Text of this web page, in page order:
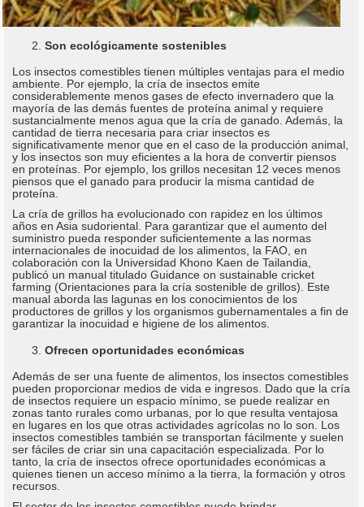
Son ecológicamente sostenibles
Los insectos comestibles tienen múltiples ventajas para el medio
ambiente. Por ejemplo, la cría de insectos emite
considerablemente menos gases de efecto invernadero que la
mayoría de las demás fuentes de proteína animal y requiere
sustancialmente menos agua que la cría de ganado. Además, la
cantidad de tierra necesaria para criar insectos es
significativamente menor que en el caso de la producción animal,
y los insectos son muy eficientes a la hora de convertir piensos
en proteínas. Por ejemplo, los grillos necesitan 12 veces menos
piensos que el ganado para producir la misma cantidad de
proteína.
La cría de grillos ha evolucionado con rapidez en los últimos
años en Asia sudoriental. Para garantizar que el aumento del
suministro pueda responder suficientemente a las normas
internacionales de inocuidad de los alimentos, la FAO, en
colaboración con la Universidad Khono Kaen de Tailandia,
publicó un manual titulado Guidance on sustainable cricket
farming (Orientaciones para la cría sostenible de grillos). Este
manual aborda las lagunas en los conocimientos de los
productores de grillos y los organismos gubernamentales a fin de
garantizar la inocuidad e higiene de los alimentos.
Ofrecen oportunidades económicas
Además de ser una fuente de alimentos, los insectos comestibles
pueden proporcionar medios de vida e ingresos. Dado que la cría
de insectos requiere un espacio mínimo, se puede realizar en
zonas tanto rurales como urbanas, por lo que resulta ventajosa
en lugares en los que otras actividades agrícolas no lo son. Los
insectos comestibles también se transportan fácilmente y suelen
ser fáciles de criar sin una capacitación especializada. Por lo
tanto, la cría de insectos ofrece oportunidades económicas a
quienes tienen un acceso mínimo a la tierra, la formación y otros
recursos.